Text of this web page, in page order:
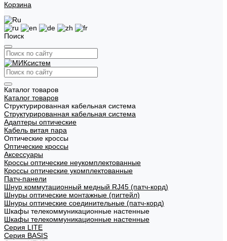
Корзина
Поиск
Каталог товаров
Каталог товаров
Структурированная кабельная система
Структурированная кабельная система
Адаптеры оптические
Кабель витая пара
Оптические кроссы
Оптические кроссы
Аксессуары
Кроссы оптические неукомплектованные
Кроссы оптические укомплектованные
Патч-панели
Шнур коммутационный медный RJ45 (патч-корд)
Шнуры оптические монтажные (пигтейл)
Шнуры оптические соединительные (патч-корд)
Шкафы телекоммуникационные настенные
Шкафы телекоммуникационные настенные
Cерия LITE
Cерия BASIS